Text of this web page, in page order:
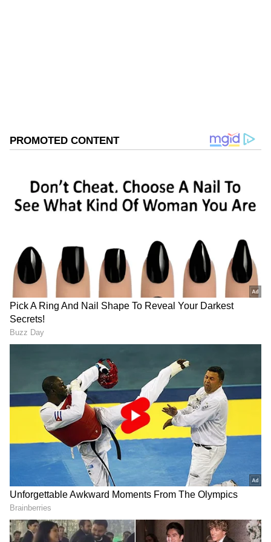
నేటినుంచి ప్రాంతీయ భాషల్లో సుప్రీంకోర్టు తీర్పులు..
2021 జనవరి 6 తిరుగుబాటు జరిగిన మరుసటి రోజు,
వాషింగ్టన్ లోని యూఎస్ క్యాపిటల్ పై దాడి చేయడం జో
బైడెన్ చేతిలో ఓడిపోయినట్లు ధృవీకరించడాన్ని ఆపడానికి
అతడి మద్దతుదారులు ప్రయత్నించారు. దీంతో ఫేస్ బుక్
ట్రంప్ ను నిషేధించింది. కాగా.. నిషేధాన్ని రద్దు చేయాలని
DOWNLOAD APP